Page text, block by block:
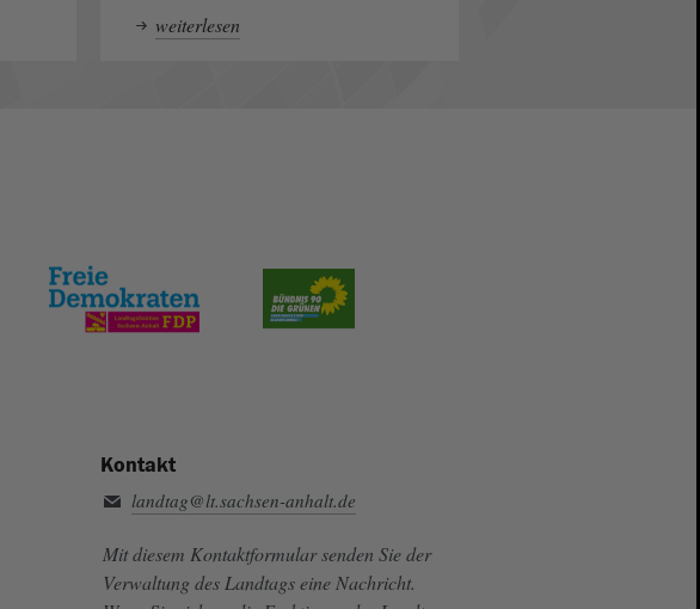
weiterlesen
Kontakt
landtag@lt.sachsen-anhalt.de
Mit diesem Kontaktformular senden Sie der
Verwaltung des Landtags eine Nachricht.